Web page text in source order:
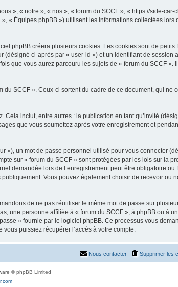
», « notre », « nos », « forum du SCCF », « https://side-car-
« Équipes phpBB ») utilisent les informations collectées lors
phpBB créera plusieurs cookies. Les cookies sont de petits
ci-après par « user-id ») et un identifiant de session
que vous aurez parcouru les sujets de « forum du SCCF ».
SCCF ». Ceux-ci sortent du cadre de ce document, qui ne
inclut, entre autres : la publication en tant qu’invité
que vous soumettez après votre enregistrement et
»), un mot de passe personnel utilisé pour vous connecter
sur « forum du SCCF » sont protégées par les lois sur la
demandée lors de l’enregistrement peut être obligatoire ou
Vous pouvez également choisir de recevoir ou
de ne pas réutiliser le même mot de passe sur
une personne affiliée à « forum du SCCF », à phpBB ou à
» fournie par le logiciel phpBB. Ce processus vous
puissiez récupérer l’accès à votre compte.
Supprimer les
Nous contacter
© phpBB Limited